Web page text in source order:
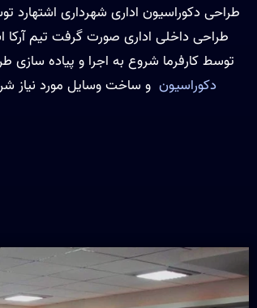
طراحی دکوراسیون اداری شهرداری اشتهارد
طراحی داخلی اداری صورت گرفت تیم آرکا
توسط کارفرما شروع به اجرا و پیاده
دکوراسیون و ساخت وسایل مورد نیاز